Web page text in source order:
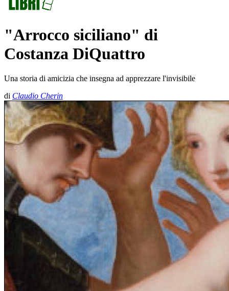
"Arrocco siciliano" di
Costanza DiQuattro
Una storia di amicizia che insegna ad apprezzare l'invisibile
di Claudio Cherin